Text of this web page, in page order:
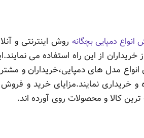
انواع دمپایی بچگانه روش اینترنتی و
از این راه استفاده می
مدل های دمپایی،خریداران و
خریداری نمایند.مزایای خرید و فروش
کالا و محصولات روی آورده اند.